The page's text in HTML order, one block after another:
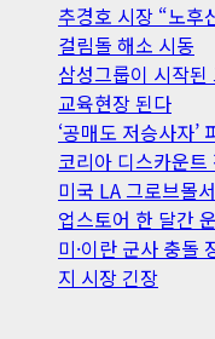
추경호 시장 “노
걸림돌 해소 시동
삼성그룹이 시작
교육현장 된다
‘공매도 저승사자
코리아 디스카운트
미국 LA 그로브몰
업스토어 한 달간
미·이란 군사 충돌
지 시장 긴장